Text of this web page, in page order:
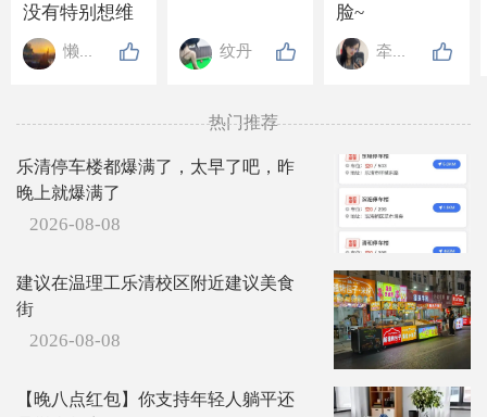
没有特别想维
持的关系, 也没
有特别想要的
吃亏也懒得计
较.
懒懒de高贵 纹丹
脸~
牵牵手
热门推荐
乐清停车楼都爆满了，太早了吧，昨
晚上就爆满了
2026-08-08
建议在温理工乐清校区附近建议美食
街
2026-08-08
【晚八点红包】你支持年轻人躺平还